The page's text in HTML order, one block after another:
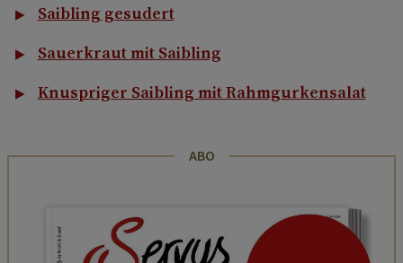
Saibling gesudert
Sauerkraut mit Saibling
Knuspriger Saibling mit Rahmgurkensalat
ABO